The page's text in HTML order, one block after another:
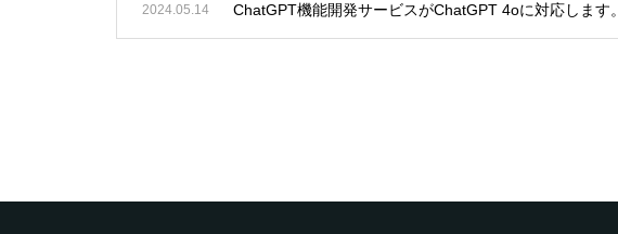
2024.05.14 ChatGPT機能開発サービスがChatGPT 4oに対応します。